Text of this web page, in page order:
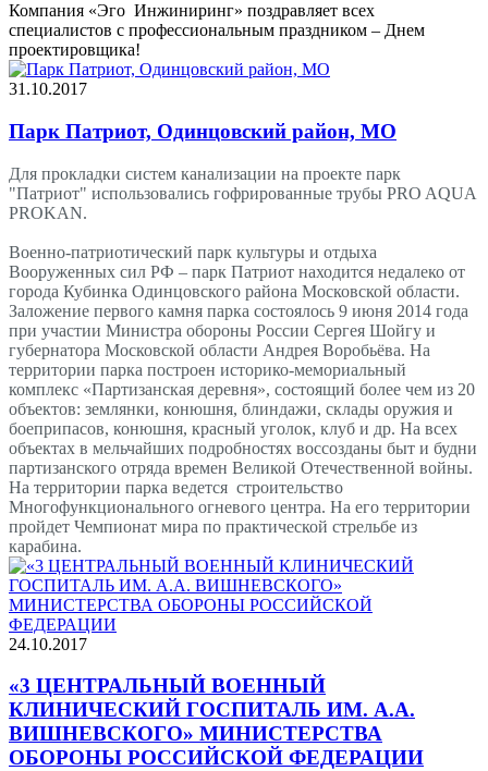
Компания «Эго Инжиниринг» поздравляет всех
специалистов с профессиональным праздником – Днем
проектировщика!
31.10.2017
Парк Патриот, Одинцовский район, МО
Для прокладки систем канализации на проекте парк
"Патриот" использовались гофрированные трубы PRO AQUA
PROKAN.
Военно-патриотический парк культуры и отдыха
Вооруженных сил РФ – парк Патриот находится недалеко от
города Кубинка Одинцовского района Московской области.
Заложение первого камня парка состоялось 9 июня 2014 года
при участии Министра обороны России Сергея Шойгу и
губернатора Московской области Андрея Воробьёва. На
территории парка построен историко-мемориальный
комплекс «Партизанская деревня», состоящий более чем из 20
объектов: землянки, конюшня, блиндажи, склады оружия и
боеприпасов, конюшня, красный уголок, клуб и др. На всех
объектах в мельчайших подробностях воссозданы быт и будни
партизанского отряда времен Великой Отечественной войны.
На территории парка ведется строительство
Многофункционального огневого центра. На его территории
пройдет Чемпионат мира по практической стрельбе из
карабина.
24.10.2017
«3 ЦЕНТРАЛЬНЫЙ ВОЕННЫЙ
КЛИНИЧЕСКИЙ ГОСПИТАЛЬ ИМ. А.А.
ВИШНЕВСКОГО» МИНИСТЕРСТВА
ОБОРОНЫ РОССИЙСКОЙ ФЕДЕРАЦИИ